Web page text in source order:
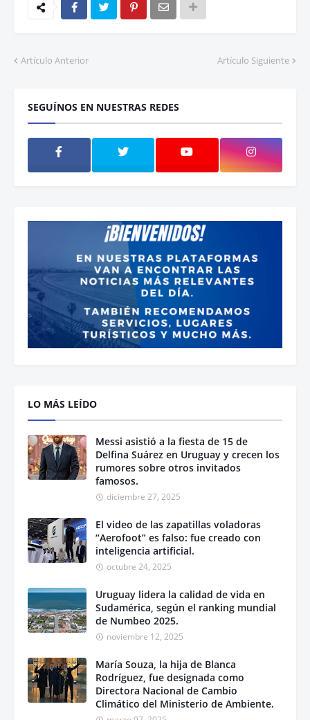
Artículo Anterior Artículo Siguiente
SEGUÍNOS EN NUESTRAS REDES
LO MÁS LEÍDO
Messi asistió a la fiesta de 15 de
Delfina Suárez en Uruguay y crecen los
rumores sobre otros invitados
famosos.
diciembre 27, 2025
El video de las zapatillas voladoras
“Aerofoot” es falso: fue creado con
inteligencia artificial.
octubre 24, 2025
Uruguay lidera la calidad de vida en
Sudamérica, según el ranking mundial
de Numbeo 2025.
noviembre 12, 2025
María Souza, la hija de Blanca
Rodríguez, fue designada como
Directora Nacional de Cambio
Climático del Ministerio de Ambiente.